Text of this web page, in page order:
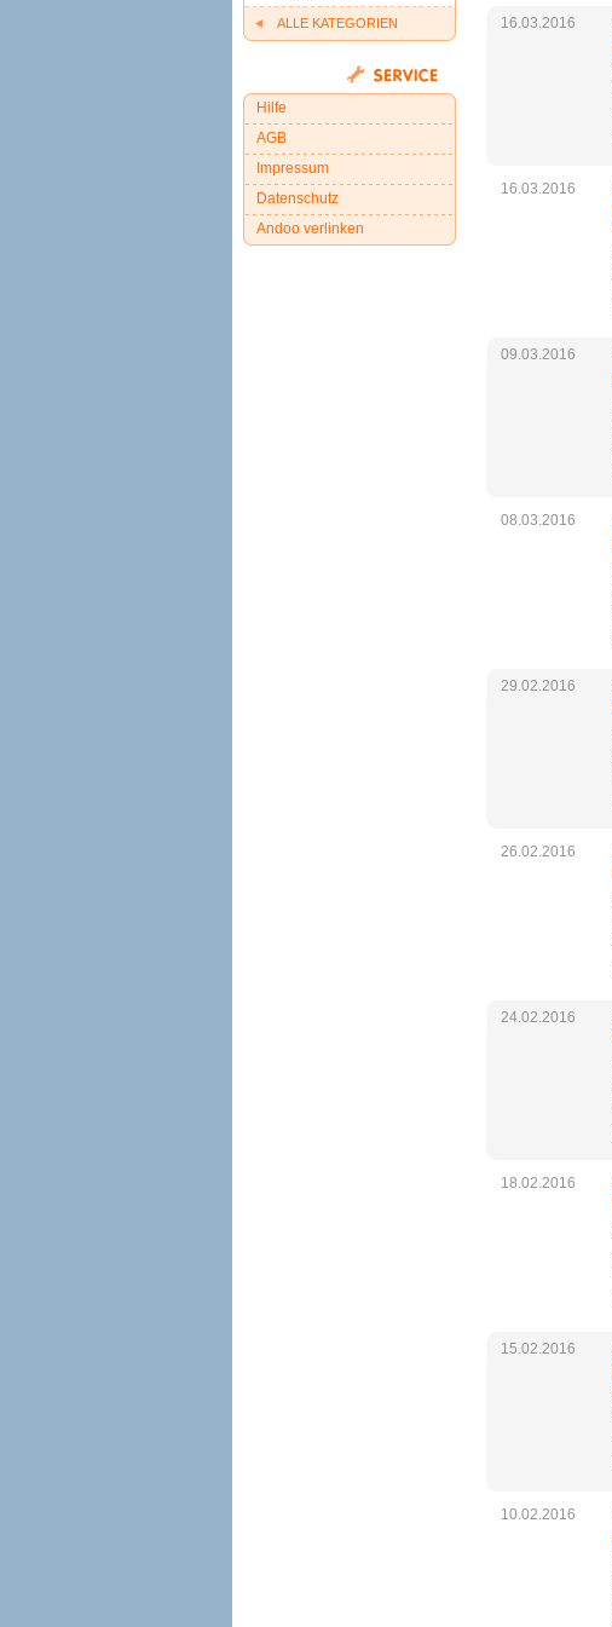
16.03.2016
16.03.2016
09.03.2016
08.03.2016
29.02.2016
26.02.2016
24.02.2016
18.02.2016
15.02.2016
10.02.2016
ALLE KATEGORIEN
Hilfe
AGB
Impressum
Datenschutz
Andoo verlinken